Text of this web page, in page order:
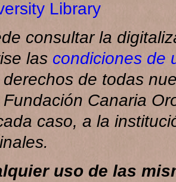
Library
consultar la
las condiciones de
derechos de todas
Canaria
caso, a la
uso de las